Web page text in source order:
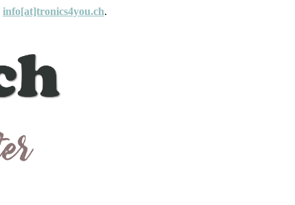
info[at]tronics4you.ch.